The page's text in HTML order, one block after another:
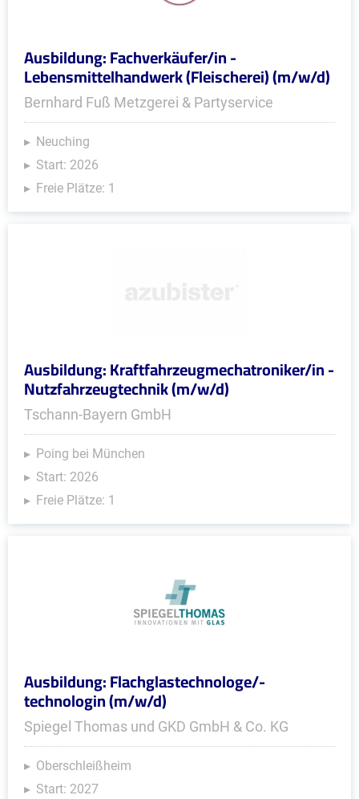
Ausbildung: Fachverkäufer/in -
Lebensmittelhandwerk (Fleischerei) (m/w/d)
Bernhard Fuß Metzgerei & Partyservice
Neuching
Start: 2026
Freie Plätze: 1
Ausbildung: Kraftfahrzeugmechatroniker/in -
Nutzfahrzeugtechnik (m/w/d)
Tschann-Bayern GmbH
Poing bei München
Start: 2026
Freie Plätze: 1
Ausbildung: Flachglastechnologe/-
technologin (m/w/d)
Spiegel Thomas und GKD GmbH & Co. KG
Oberschleißheim
Start: 2027